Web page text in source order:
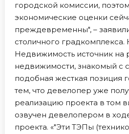
городской комиссии,
экономические оценки
преждевременны", –
столичного градкомплекса.
Недвижимость источник на
недвижимости, знакомый с
подобная жесткая позиция
тем, что девелопер уже
реализацию проекта в том
озвучен девелопером в
проекта. «"Эти ТЭПы